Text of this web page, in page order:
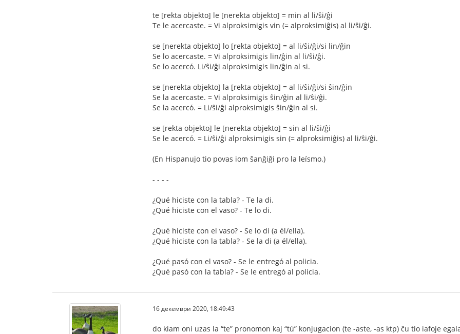
te [rekta objekto] le [nerekta objekto] = min al li/ŝi/ĝi
Te le acercaste. = Vi alproksimigis vin (= alproksimiĝis) al li/ŝi/ĝi.
se [nerekta objekto] lo [rekta objekto] = al li/ŝi/ĝi/si lin/ĝin
Se lo acercaste. = Vi alproksimigis lin/ĝin al li/ŝi/ĝi.
Se lo acercó. Li/ŝi/ĝi alproksimigis lin/ĝin al si.
se [nerekta objekto] la [rekta objekto] = al li/ŝi/ĝi/si ŝin/ĝin
Se la acercaste. = Vi alproksimigis ŝin/ĝin al li/ŝi/ĝi.
Se la acercó. = Li/ŝi/ĝi alproksimigis ŝin/ĝin al si.
se [rekta objekto] le [nerekta objekto] = sin al li/ŝi/ĝi
Se le acercó. = Li/ŝi/ĝi alproksimigis sin (= alproksimiĝis) al li/ŝi/ĝi.
(En Hispanujo tio povas iom ŝanĝiĝi pro la leísmo.)
- - - -
¿Qué hiciste con la tabla? - Te la di.
¿Qué hiciste con el vaso? - Te lo di.
¿Qué hiciste con el vaso? - Se lo di (a él/ella).
¿Qué hiciste con la tabla? - Se la di (a él/ella).
¿Qué pasó con el vaso? - Se le entregó al policia.
¿Qué pasó con la tabla? - Se le entregó al policia.
16 декември 2020, 18:49:43
do kiam oni uzas la “te” pronomon kaj “tú” konjugacion (te -aste, -as ktp) ĉu tio iafoje